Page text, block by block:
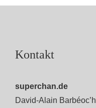
Kontakt
superchan.de
David-Alain Barbéoc’h